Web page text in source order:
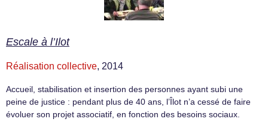
Escale à l’Ilot
Réalisation collective, 2014
Accueil, stabilisation et insertion des personnes ayant subi une
peine de justice : pendant plus de 40 ans, l’Îlot n’a cessé de faire
évoluer son projet associatif, en fonction des besoins sociaux.